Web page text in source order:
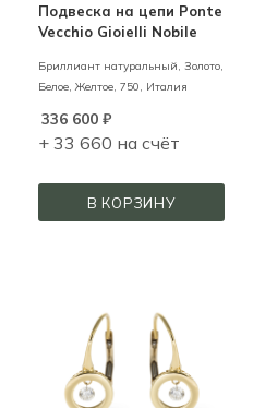
Подвеска на цепи Ponte
Vecchio Gioielli Nobile
Бриллиант натуральный, Золото,
Белое, Желтое, 750, Италия
336 600 ₽
+ 33 660 на счёт
В КОРЗИНУ